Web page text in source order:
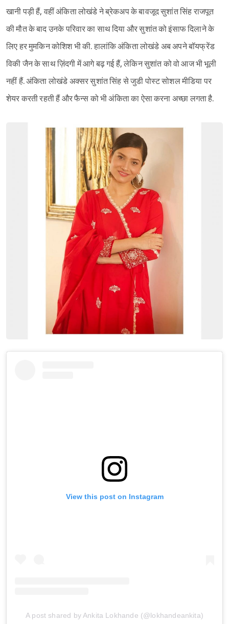
खानी पड़ी हैं, वहीं अंकिता लोखंडे ने ब्रेकअप के बावजूद सुशांत सिंह राजपूत
की मौत के बाद उनके परिवार का साथ दिया और सुशांत को इंसाफ दिलाने के
लिए हर मुमकिन कोशिश भी की. हालांकि अंकिता लोखंडे अब अपने बॉयफ्रेंड
विकी जैन के साथ ज़िंदगी में आगे बढ़ गई हैं, लेकिन सुशांत को वो आज भी भूली
नहीं हैं. अंकिता लोखंडे अक्सर सुशांत सिंह से जुडी पोस्ट सोशल मीडिया पर
शेयर करती रहती हैं और फैन्स को भी अंकिता का ऐसा करना अच्छा लगता है.
View this post on Instagram
A post shared by Ankita Lokhande (@lokhandeankita)